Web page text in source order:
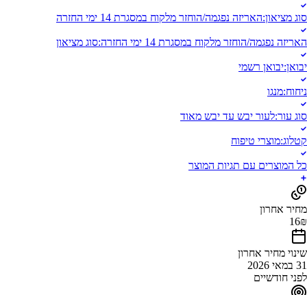
סוג מציאון:האריזה נפגמה/הוחזר מלקוח במסגרת 14 ימי החזרה
האריזה נפגמה/הוחזר מלקוח במסגרת 14 ימי החזרה :סוג מציאון
יבואן:יבואן רשמי
ניחוח:מנגו
סוג עור:לעור יבש עד יבש מאוד
קטלוג:מוצרי טיפוח
כל המוצרים עם תגיות המוצר
מחיר אחרון
16₪
שינוי מחיר אחרון
31 במאי 2026
לפני חודשיים